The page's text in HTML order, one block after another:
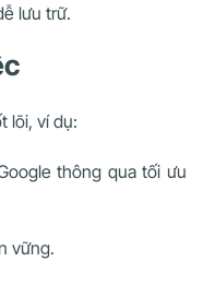
lưu trữ.
lõi, ví dụ:
thông qua tối ưu
vững.